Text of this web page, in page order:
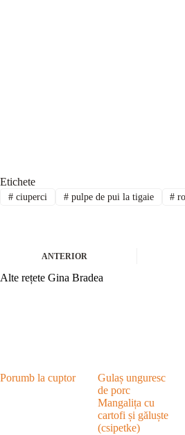
Etichete
#ciuperci #pulpe de pui la tigaie #
ANTERIOR
Alte rețete Gina Bradea
Porumb la cuptor
Gulaș unguresc
de porc
Mangalița cu
cartofi și găluște
(csipetke)